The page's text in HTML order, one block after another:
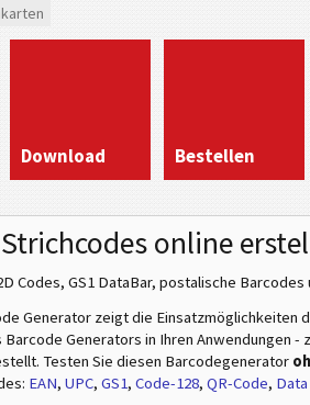
Download Bestellen
online
Codes, GS1 DataBar, postalische Barcodes
Generator zeigt die Einsatzmöglichkeiten
Generators in Ihren Anwendungen -
Testen Sie diesen Barcodegenerator
EAN, UPC, GS1, Code-128, QR-Code,